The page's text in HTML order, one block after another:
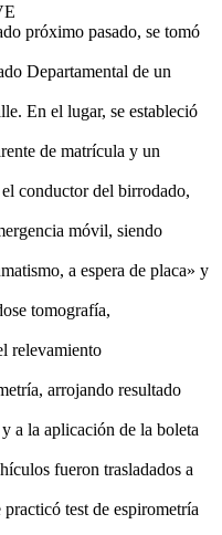
próximo pasado, se tomó
Departamental de un
En el lugar, se estableció
de matrícula y un
conductor del birrodado,
móvil, siendo
a espera de placa» y
tomografía,
relevamiento
arrojando resultado
a la aplicación de la boleta
fueron trasladados a
test de espirometría